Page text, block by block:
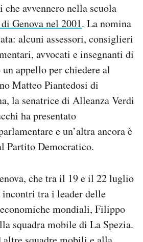
avvennero nella scuola
Genova nel 2001. La nomina
alcuni assessori, consiglieri
avvocati e insegnanti di
appello per chiedere al
Matteo Piantedosi di
la senatrice di Alleanza Verdi
ha presentato
e un’altra ancora è
Partito Democratico.
che tra il 19 e il 22 luglio
tra i leader delle
mondiali, Filippo
squadra mobile di La Spezia.